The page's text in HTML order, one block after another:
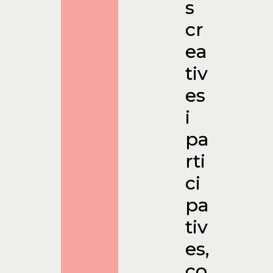
s
cr
ea
tiv
es
i
pa
rti
ci
pa
tiv
es,